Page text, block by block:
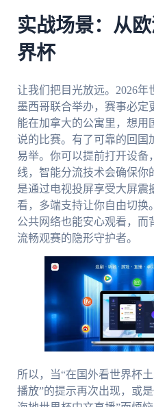
实战场景：从
界杯
让我们把目光放远。2026年
墨西哥联合举办，赛事必定
能在加拿大的公寓里，想用
说的比赛。有了可靠的回国
易举。你可以提前打开设备
线，智能分流技术会确保你
是通过电视投屏享受大屏震
看，多端支持让你自由切换
公共网络也能安心观看，而
流畅观赛的隐形守护者。
所以，当“在国外看世界杯
播放”的提示再次出现，或